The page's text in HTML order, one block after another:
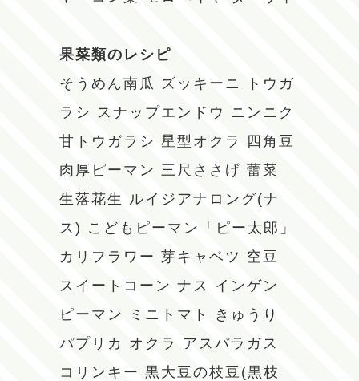
果菜類のレシピ
そうめん南瓜
ズッキーニ
トウガ
ラシ
スナップエンドウ ニンニク
甘トウガラシ 星型オクラ
四角豆
肉厚ピーマン 三尺ささげ 蕾菜
生落花生
ルイジアナロング(ナ
ス) こどもピーマン「ピー太郎」
カリフラワー 芽キャベツ 空豆
スイートコーン ナス
インゲン
ピーマン
ミニトマト
きゅうり
パプリカ オクラ
アスパラガス
コリンキー 黒大豆の枝豆(黒枝